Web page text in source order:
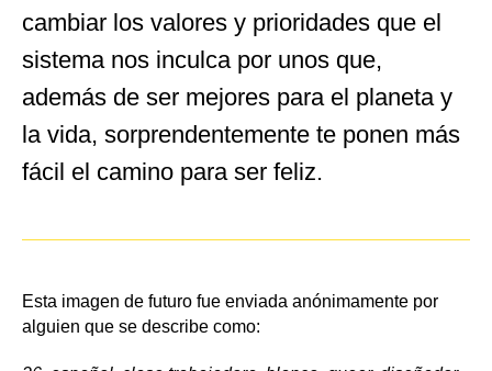
cambiar los valores y prioridades que el
sistema nos inculca por unos que,
además de ser mejores para el planeta y
la vida, sorprendentemente te ponen más
fácil el camino para ser feliz.
Esta imagen de futuro fue enviada anónimamente por
alguien que se describe como: